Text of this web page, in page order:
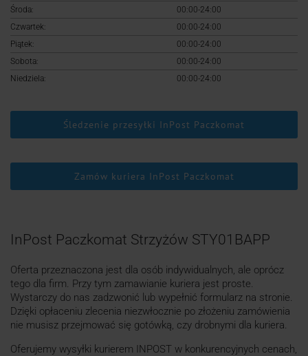
Środa:
00:00-24:00
Czwartek:
00:00-24:00
Piątek:
00:00-24:00
Sobota:
00:00-24:00
Niedziela:
00:00-24:00
Śledzenie przesyłki InPost Paczkomat
Zamów kuriera InPost Paczkomat
InPost Paczkomat Strzyżów STY01BAPP
Oferta przeznaczona jest dla osób indywidualnych, ale oprócz
tego dla firm. Przy tym zamawianie kuriera jest proste.
Wystarczy do nas zadzwonić lub wypełnić formularz na stronie.
Dzięki opłaceniu zlecenia niezwłocznie po złożeniu zamówienia
nie musisz przejmować się gotówką, czy drobnymi dla kuriera.
Oferujemy wysyłki kurierem INPOST w konkurencyjnych cenach,